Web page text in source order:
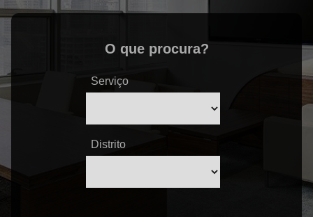
O que procura?
Serviço
Distrito